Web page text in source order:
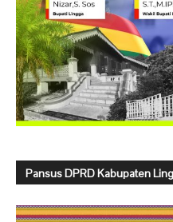
Pansus DPRD Kabupaten